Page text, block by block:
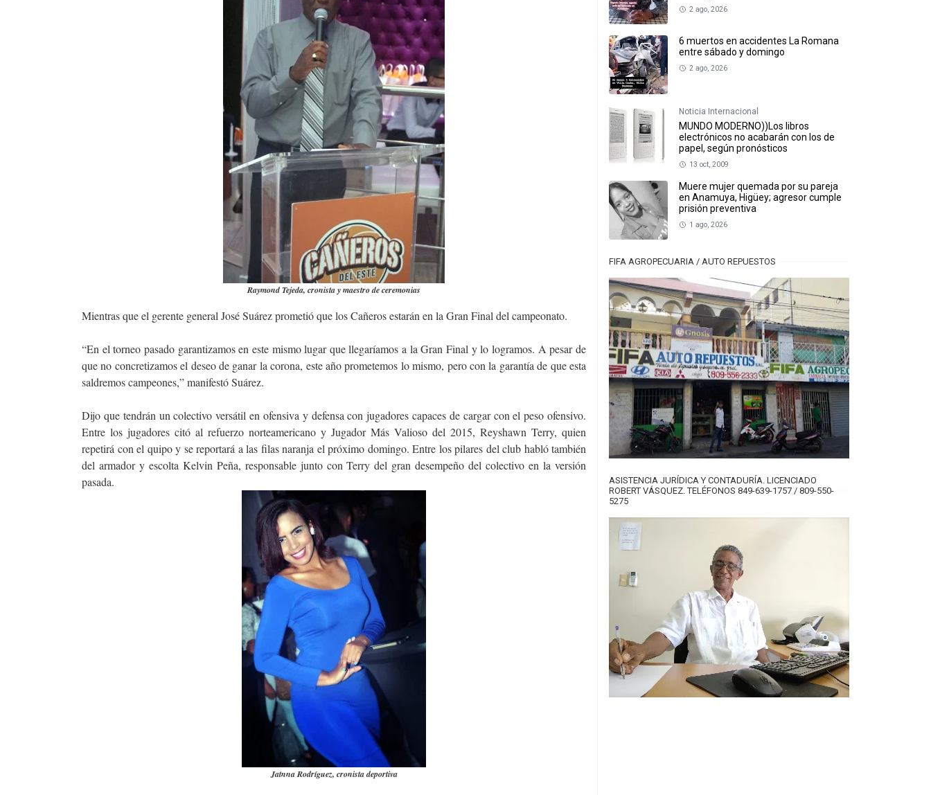
Raymond Tejeda, cronista y maestro de ceremonias
Mientras que el gerente general José Suárez prometió que los Cañeros estarán en la Gran Final del campeonato.
“En el torneo pasado garantizamos en este mismo lugar que llegaríamos a la Gran Final y lo logramos. A pesar de
que no concretizamos el deseo de ganar la corona, este año prometemos lo mismo, pero con la garantía de que esta
saldremos campeones,” manifestó Suárez.
Dijo que tendrán un colectivo versátil en ofensiva y defensa con jugadores capaces de cargar con el peso ofensivo.
Entre los jugadores citó al refuerzo norteamericano y Jugador Más Valioso del 2015, Reyshawn Terry, quien
repetirá con el quipo y se reportará a las filas naranja el próximo domingo. Entre los pilares del club habló también
del armador y escolta Kelvin Peña, responsable junto con Terry del gran desempeño del colectivo en la versión
pasada.
Jatnna Rodríguez, cronista deportiva
2 ago, 2026
6 muertos en accidentes La Romana
entre sábado y domingo
2 ago, 2026
Noticia Internacional
MUNDO MODERNO))Los libros
electrónicos no acabarán con los de
papel, según pronósticos
13 oct, 2009
Muere mujer quemada por su pareja
en Anamuya, Higüey; agresor cumple
prisión preventiva
1 ago, 2026
FIFA AGROPECUARIA / AUTO REPUESTOS
ASISTENCIA JURÍDICA Y CONTADURÍA. LICENCIADO
ROBERT VÁSQUEZ. TELÉFONOS 849-639-1757 / 809-550-
5275